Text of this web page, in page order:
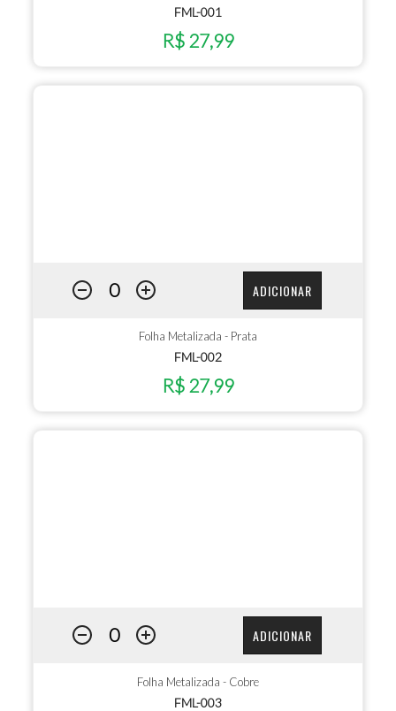
FML-001
R$ 27,99
ADICIONAR
Folha Metalizada - Prata
FML-002
R$ 27,99
ADICIONAR
Folha Metalizada - Cobre
FML-003